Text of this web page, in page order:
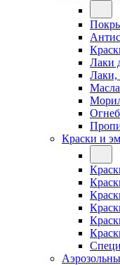
Лаки
Лаки,
Масла
Краски и